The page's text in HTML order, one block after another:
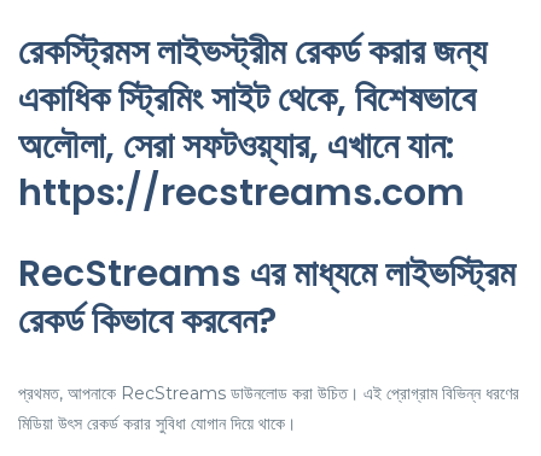
রেকস্ট্রিমস লাইভস্ট্রীম রেকর্ড করার জন্য
একাধিক স্ট্রিমিং সাইট থেকে, বিশেষভাবে
অলৌলা, সেরা সফটওয়্যার, এখানে যান:
https://recstreams.com
RecStreams এর মাধ্যমে লাইভস্ট্রিম
রেকর্ড কিভাবে করবেন?
প্রথমত, আপনাকে RecStreams ডাউনলোড করা উচিত। এই প্রোগ্রাম বিভিন্ন ধরণের
মিডিয়া উৎস রেকর্ড করার সুবিধা যোগান দিয়ে থাকে।